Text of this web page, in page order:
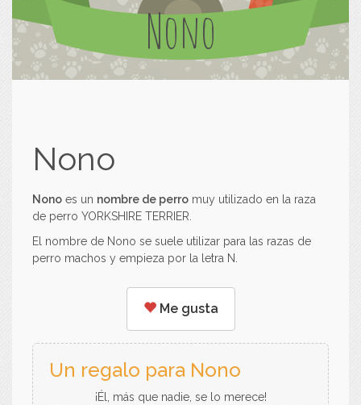
Nono
Nono
Nono es un nombre de perro muy utilizado en la raza
de perro YORKSHIRE TERRIER.
El nombre de Nono se suele utilizar para las razas de
perro machos y empieza por la letra N.
Me gusta
Un regalo para Nono
¡Él, más que nadie, se lo merece!